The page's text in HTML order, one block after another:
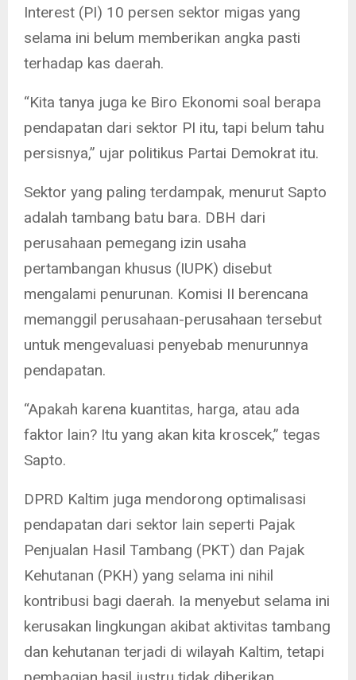
Interest (PI) 10 persen sektor migas yang
selama ini belum memberikan angka pasti
terhadap kas daerah.
“Kita tanya juga ke Biro Ekonomi soal berapa
pendapatan dari sektor PI itu, tapi belum tahu
persisnya,” ujar politikus Partai Demokrat itu.
Sektor yang paling terdampak, menurut Sapto
adalah tambang batu bara. DBH dari
perusahaan pemegang izin usaha
pertambangan khusus (IUPK) disebut
mengalami penurunan. Komisi II berencana
memanggil perusahaan-perusahaan tersebut
untuk mengevaluasi penyebab menurunnya
pendapatan.
“Apakah karena kuantitas, harga, atau ada
faktor lain? Itu yang akan kita kroscek,” tegas
Sapto.
DPRD Kaltim juga mendorong optimalisasi
pendapatan dari sektor lain seperti Pajak
Penjualan Hasil Tambang (PKT) dan Pajak
Kehutanan (PKH) yang selama ini nihil
kontribusi bagi daerah. Ia menyebut selama ini
kerusakan lingkungan akibat aktivitas tambang
dan kehutanan terjadi di wilayah Kaltim, tetapi